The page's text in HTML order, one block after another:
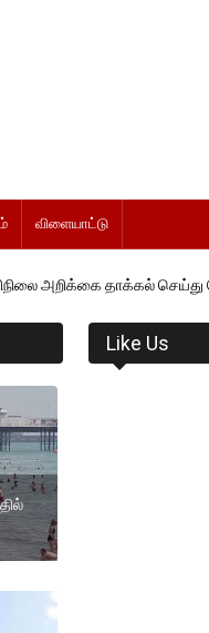
விளையாட்டு
தாக்கல் செய்து வேளாண்
Like Us